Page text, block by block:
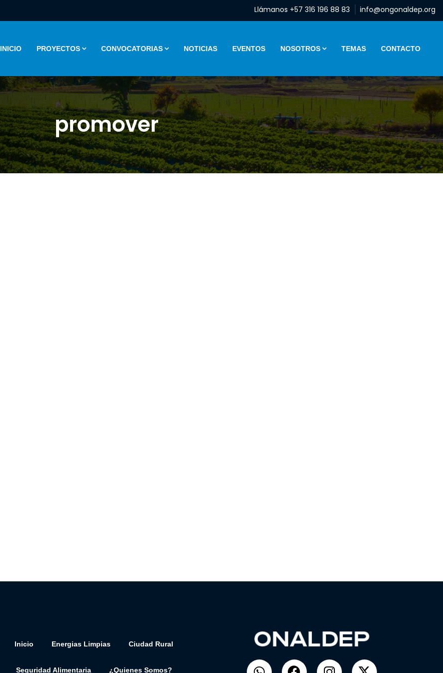
Llámanos +57 316 196 88 83 info@ongonaldep.org
INICIO PROYECTOS CONVOCATORIAS NOTICIAS EVENTOS NOSOTROS TEMAS CONTACTO
promover
Inicio Energias Limpias Ciudad Rural
Seguridad Alimentaria ¿Quienes Somos?